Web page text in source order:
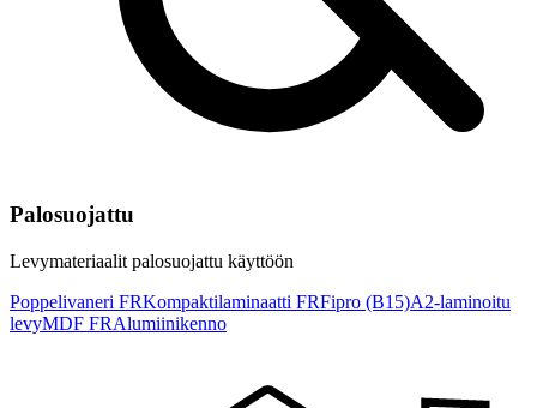
Palosuojattu
Levymateriaalit palosuojattu käyttöön
Poppelivaneri FRKompaktilaminaatti FRFipro (B15)A2-laminoitu
levyMDF FRAlumiinikenno